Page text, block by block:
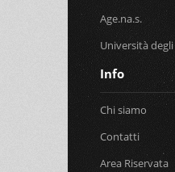
Age.na.s.
Università
Info
Chi siamo
Contatti
Area Riservata